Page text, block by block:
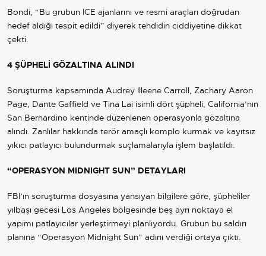
Bondi, “Bu grubun ICE ajanlarını ve resmi araçları doğrudan
hedef aldığı tespit edildi” diyerek tehdidin ciddiyetine dikkat
çekti.
4 ŞÜPHELİ GÖZALTINA ALINDI
Soruşturma kapsamında Audrey Illeene Carroll, Zachary Aaron
Page, Dante Gaffield ve Tina Lai isimli dört şüpheli, California’nın
San Bernardino kentinde düzenlenen operasyonla gözaltına
alındı. Zanlılar hakkında terör amaçlı komplo kurmak ve kayıtsız
yıkıcı patlayıcı bulundurmak suçlamalarıyla işlem başlatıldı.
“OPERASYON MIDNIGHT SUN” DETAYLARI
FBI’ın soruşturma dosyasına yansıyan bilgilere göre, şüpheliler
yılbaşı gecesi Los Angeles bölgesinde beş ayrı noktaya el
yapımı patlayıcılar yerleştirmeyi planlıyordu. Grubun bu saldırı
planına “Operasyon Midnight Sun” adını verdiği ortaya çıktı.